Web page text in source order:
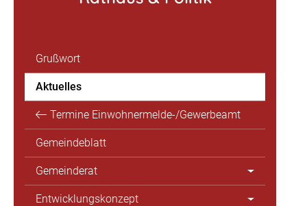
Grußwort
Aktuelles
Termine Einwohnermelde-/Gewerbeamt
Gemeindeblatt
Gemeinderat
Entwicklungskonzept